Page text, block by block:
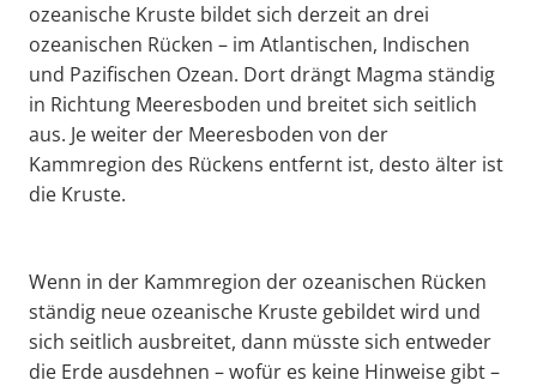
ozeanische Kruste bildet sich derzeit an drei
ozeanischen Rücken – im Atlantischen, Indischen
und Pazifischen Ozean. Dort drängt Magma ständig
in Richtung Meeresboden und breitet sich seitlich
aus. Je weiter der Meeresboden von der
Kammregion des Rückens entfernt ist, desto älter ist
die Kruste.
Wenn in der Kammregion der ozeanischen Rücken
ständig neue ozeanische Kruste gebildet wird und
sich seitlich ausbreitet, dann müsste sich entweder
die Erde ausdehnen – wofür es keine Hinweise gibt –